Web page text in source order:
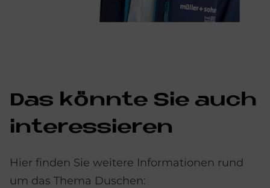
Das könnte Sie auch
interessieren
Hier finden Sie weitere Informationen rund
um das Thema Duschen: